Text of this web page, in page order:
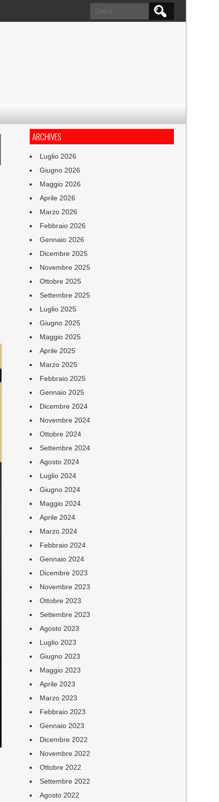
Ricerca
per:
ARCHIVES
Luglio 2026
Giugno 2026
Maggio 2026
Aprile 2026
Marzo 2026
Febbraio 2026
Gennaio 2026
Dicembre 2025
Novembre 2025
Ottobre 2025
Settembre 2025
Luglio 2025
Giugno 2025
Maggio 2025
Aprile 2025
Marzo 2025
Febbraio 2025
Gennaio 2025
Dicembre 2024
Novembre 2024
Ottobre 2024
Settembre 2024
Agosto 2024
Luglio 2024
Giugno 2024
Maggio 2024
Aprile 2024
Marzo 2024
Febbraio 2024
Gennaio 2024
Dicembre 2023
Novembre 2023
Ottobre 2023
Settembre 2023
Agosto 2023
Luglio 2023
Giugno 2023
Maggio 2023
Aprile 2023
Marzo 2023
Febbraio 2023
Gennaio 2023
Dicembre 2022
Novembre 2022
Ottobre 2022
Settembre 2022
Agosto 2022